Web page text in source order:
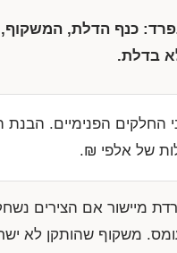
כנף הדלת, המשקוף,
בדלת.
הפנימיים. הבנת
של אלפי ₪.
מיישור אם הצירים
משקוף שהותקן לא